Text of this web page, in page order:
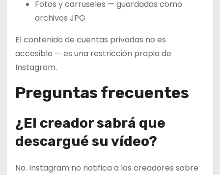
Fotos y carruseles — guardadas como
archivos JPG
El contenido de cuentas privadas no es
accesible — es una restricción propia de
Instagram.
Preguntas frecuentes
¿El creador sabrá que
descargué su vídeo?
No. Instagram no notifica a los creadores sobre